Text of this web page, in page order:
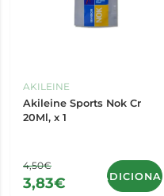
AKILEINE
Akileine Sports Nok Cr
20Ml, x 1
4,50€
3,83€ ADICIONAR